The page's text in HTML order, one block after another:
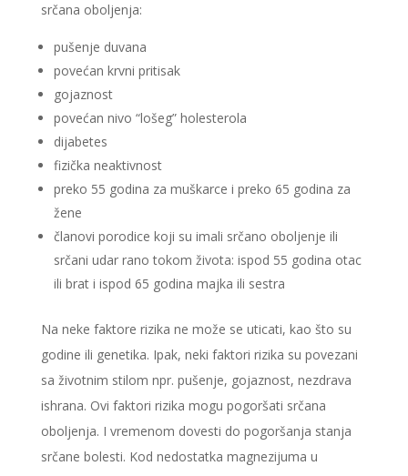
srčana oboljenja:
pušenje duvana
povećan krvni pritisak
gojaznost
povećan nivo “lošeg” holesterola
dijabetes
fizička neaktivnost
preko 55 godina za muškarce i preko 65 godina za
žene
članovi porodice koji su imali srčano oboljenje ili
srčani udar rano tokom života: ispod 55 godina otac
ili brat i ispod 65 godina majka ili sestra
Na neke faktore rizika ne može se uticati, kao što su
godine ili genetika. Ipak, neki faktori rizika su povezani
sa životnim stilom npr. pušenje, gojaznost, nezdrava
ishrana. Ovi faktori rizika mogu pogoršati srčana
oboljenja. I vremenom dovesti do pogoršanja stanja
srčane bolesti. Kod nedostatka magnezijuma u